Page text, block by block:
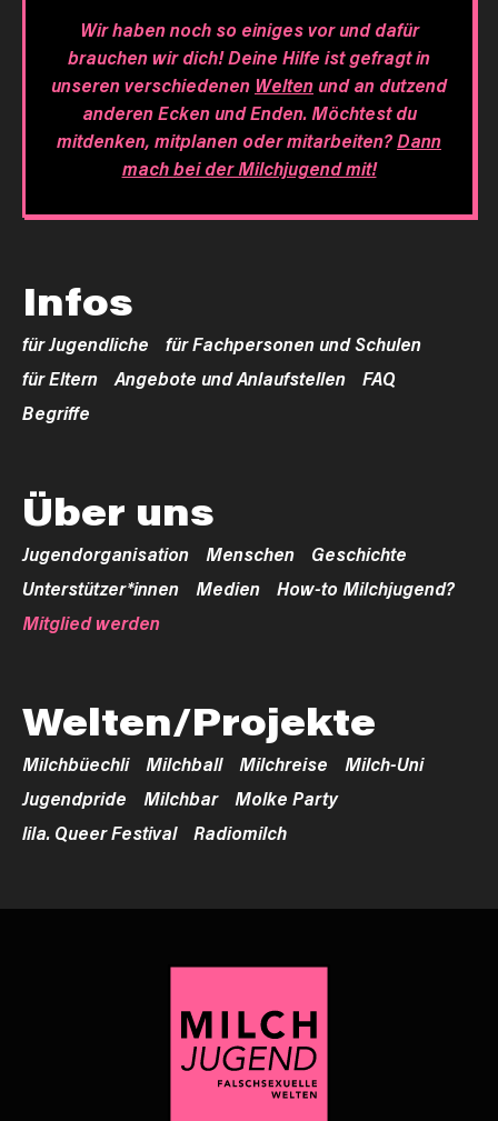
Wir haben noch so einiges vor und dafür
brauchen wir dich! Deine Hilfe ist gefragt in
unseren verschiedenen Weltenund an dutzend
anderen Ecken und Enden. Möchtest du
mitdenken, mitplanen oder mitarbeiten?Dann
mach bei der Milchjugend mit!
Infos
für Jugendliche
für Fachpersonen und Schulen
für Eltern
Angebote und Anlaufstellen
FAQ
Begriffe
Über uns
Jugendorganisation Menschen
Geschichte
Unterstützer*innen
Medien
How-to Milchjugend?
Mitglied werden
Welten/Projekte
Milchbüechli Milchball Milchreise
Milch-Uni
Jugendpride
Milchbar
Molke Party
lila. Queer Festival
Radiomilch